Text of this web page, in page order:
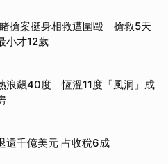
搶案挺身相救遭圍毆 搶救5天
小才12歲
浪飆40度 恆溫11度「風洞」成
還千億美元 占收稅6成